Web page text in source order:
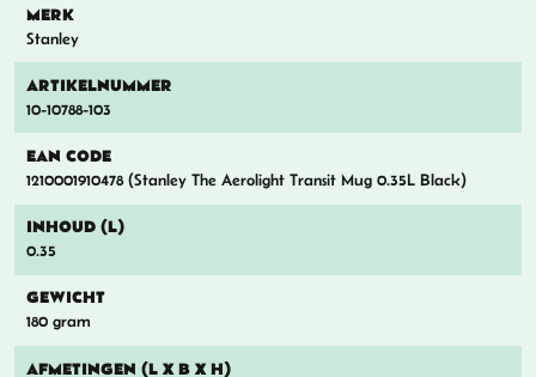
MERK
Stanley
ARTIKELNUMMER
10-10788-103
EAN CODE
1210001910478 (Stanley The Aerolight Transit Mug 0.35L Black)
INHOUD (L)
0.35
GEWICHT
180 gram
AFMETINGEN (L X B X H)